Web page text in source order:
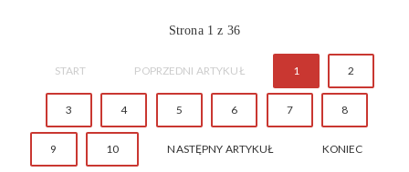
Strona 1 z 36
START POPRZEDNI ARTYKUŁ 1 2
3 4 5 6 7 8
9 10 NASTĘPNY ARTYKUŁ KONIEC